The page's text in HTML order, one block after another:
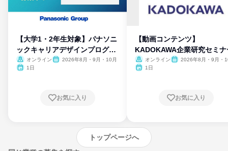
【大学1・2年生対象】パナソニ
ックキャリアデザインプログラ
ム
オンライン
2026年8月・9月・10月
1日
お気に入り
【動画コンテンツ】
KADOKAWA企業研究セミナ
オンライン
2026年8月・9月・
1日
お気に入り
トップページへ